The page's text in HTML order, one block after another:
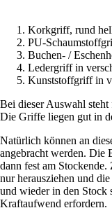
Korkgriff, rund
PU-
Buchen- /
Ledergriff in
Kunststoffgriff in
Bei dieser Auswahl
Die Griffe liegen gut in
Natürlich können an
angebracht werden. Die
dann fest am Stockende.
nur herausziehen und
und wieder in den Stock
Kraftaufwend erfordern.